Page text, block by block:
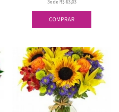
COMPRAR
3x de R$ 63,03